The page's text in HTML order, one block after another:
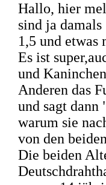
Hallo, hier
sind ja
1,5 und etwas
Es ist
und
Anderen das
und sagt
warum sie
von den
Die beiden